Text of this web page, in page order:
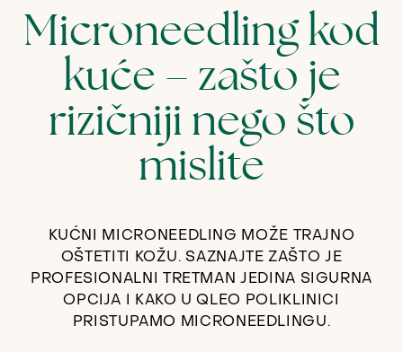
Microneedling kod
kuće – zašto je
rizičniji nego što
mislite
KUĆNI MICRONEEDLING MOŽE TRAJNO
OŠTETITI KOŽU. SAZNAJTE ZAŠTO JE
PROFESIONALNI TRETMAN JEDINA SIGURNA
OPCIJA I KAKO U QLEO POLIKLINICI
PRISTUPAMO MICRONEEDLINGU.